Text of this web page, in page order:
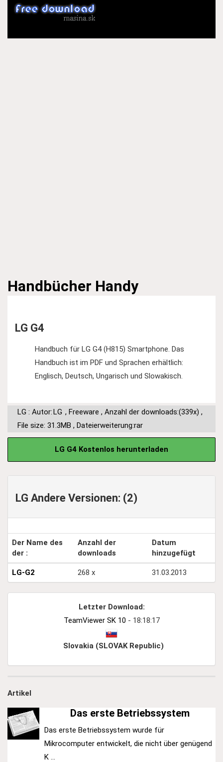
Handbücher Handy
LG G4
Handbuch für LG G4 (H815) Smartphone. Das
Handbuch ist im PDF und Sprachen erhältlich:
Englisch, Deutsch, Ungarisch und Slowakisch.
LG : Autor:LG , Freeware , Anzahl der downloads:(339x) ,
File size: 31.3MB , Dateierweiterung:rar
LG G4 Kostenlos herunterladen
LG Andere Versionen: (2)
Der Name des
der :
Anzahl der
downloads
Datum
hinzugefügt
LG-G2 268 x 31.03.2013
Letzter Download:
TeamViewer SK 10 - 18:18:17
Slovakia (SLOVAK Republic)
Artikel
Das erste Betriebssystem
Das erste Betriebssystem wurde für
Mikrocomputer entwickelt, die nicht über genügend
K ...